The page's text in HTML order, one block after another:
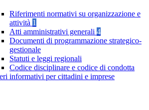
Riferimenti normativi su organizzazione e
attività 1
Atti amministrativi generali 4
Documenti di programmazione strategico-
gestionale
Statuti e leggi regionali
Codice disciplinare e codice di condotta
informativi per cittadini e imprese